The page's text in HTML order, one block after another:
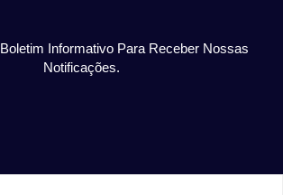
Informativo Para Receber Nossas
Notificações.